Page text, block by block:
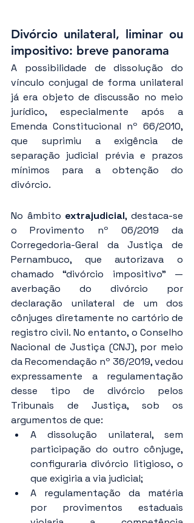
Divórcio unilateral, liminar ou
impositivo: breve panorama
A possibilidade de dissolução do
vínculo conjugal de forma unilateral
já era objeto de discussão no meio
jurídico, especialmente após a
Emenda Constitucional nº 66/2010,
que suprimiu a exigência de
separação judicial prévia e prazos
mínimos para a obtenção do
divórcio.
No âmbito extrajudicial, destaca-se
o Provimento nº 06/2019 da
Corregedoria-Geral da Justiça de
Pernambuco, que autorizava o
chamado “divórcio impositivo” —
averbação do divórcio por
declaração unilateral de um dos
cônjuges diretamente no cartório de
registro civil. No entanto, o Conselho
Nacional de Justiça (CNJ), por meio
da Recomendação nº 36/2019, vedou
expressamente a regulamentação
desse tipo de divórcio pelos
Tribunais de Justiça, sob os
argumentos de que:
A dissolução unilateral, sem
participação do outro cônjuge,
configuraria divórcio litigioso, o
que exigiria a via judicial;
A regulamentação da matéria
por provimentos estaduais